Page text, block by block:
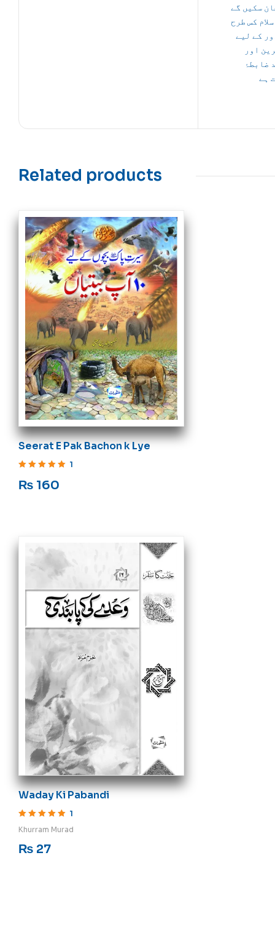
سکیں گے
کس طرح
کے لیے
اور
ضابطۂ
ہے
Related products
Seerat E Pak Bachon k Lye
1
₨ 160
Waday Ki Pabandi
1
Khurram Murad
₨ 27